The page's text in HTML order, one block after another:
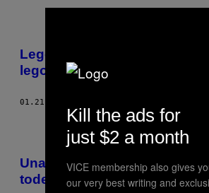
Lego desautoriza un nuevo
legos
01.21.18
Una Navidad mejor para
todes
Kill the ads for
just $2 a month
VICE membership also gives
our very best writing and